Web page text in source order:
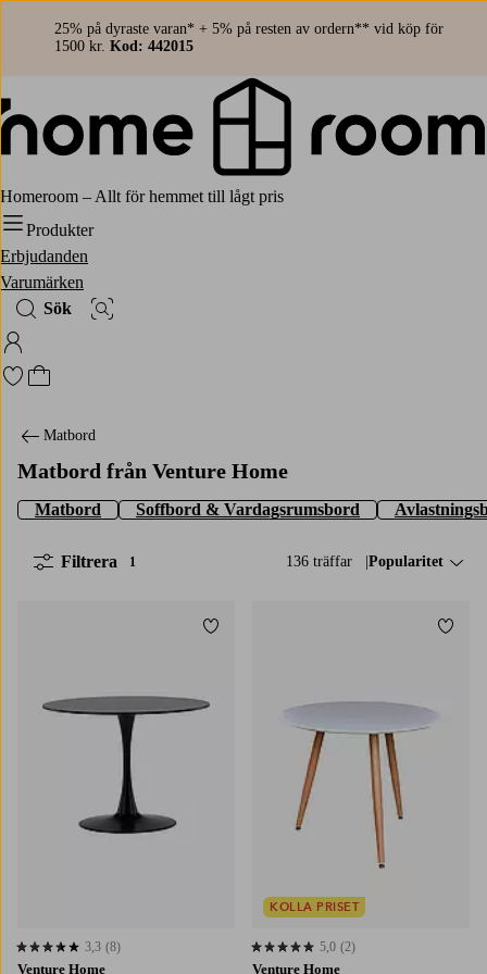
25% på dyraste varan* + 5% på resten av ordern** vid köp för
1500 kr. Kod: 442015
Homeroom – Allt för hemmet till lågt pris
Produkter
Erbjudanden
Varumärken
Sök
Bildsök
Logga in på Homeroom
Gå till favoritmarkerade produkter
Gå till kundvagnen
Matbord
Matbord från Venture Home
Matbord Soffbord & Vardagsrumsbord
136 träffar Sortera på:
Popularitet
Filtrera 1
Venture Home
3,3 baserat på 8 st betyg
3,3 (8)
Lägg till i favoriter
Venture Home
5,0 baserat på 2 st betyg
5,0 (2)
KOLLA PRISET